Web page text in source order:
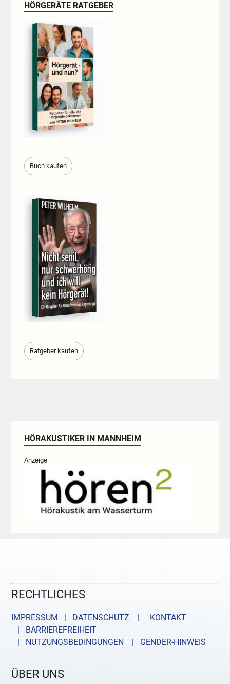
HÖRGERÄTE RATGEBER
Buch kaufen
Ratgeber kaufen
HÖRAKUSTIKER IN MANNHEIM
Anzeige
RECHTLICHES
IMPRESSUM | DATENSCHUTZ |
KONTAKT
| BARRIEREFREIHEIT
| NUTZUNGSBEDINGUNGEN
| GENDER-HINWEIS
ÜBER UNS